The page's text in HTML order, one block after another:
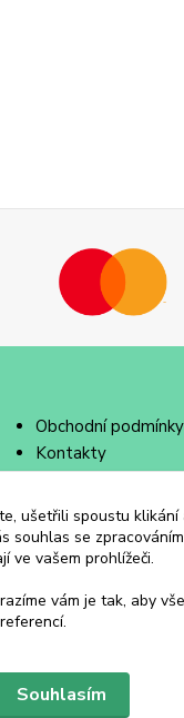
Obchodní podmínky
Kontakty
ušetřili spoustu klikání
souhlas se
ve vašem prohlížeči.
vám je tak, aby
Souhlasím